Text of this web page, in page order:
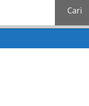
Cari